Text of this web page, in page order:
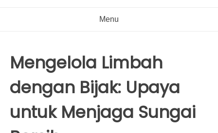
Menu
Mengelola Limbah
dengan Bijak: Upaya
untuk Menjaga Sungai